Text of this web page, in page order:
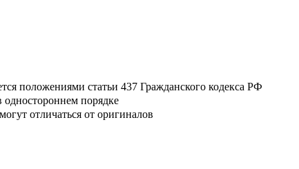
положениями статьи 437 Гражданского кодекса РФ
порядке
отличаться от оригиналов